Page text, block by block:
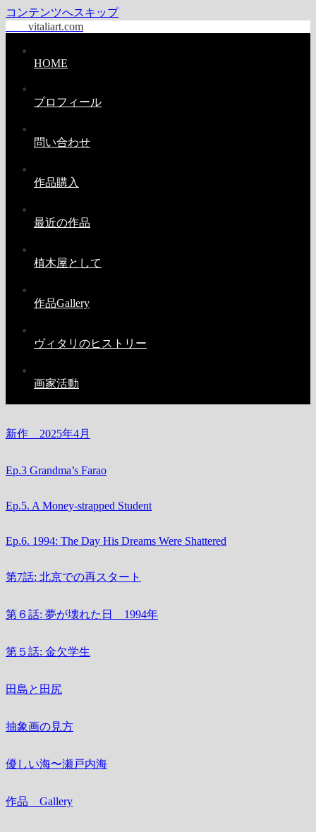
コンテンツへスキップ
vitaliart.com
HOME
プロフィール
問い合わせ
作品購入
最近の作品
植木屋として
作品Gallery
ヴィタリのヒストリー
画家活動
新作 2025年4月
Ep.3 Grandma’s Farao
Ep.5. A Money-strapped Student
Ep.6. 1994: The Day His Dreams Were Shattered
第7話: 北京での再スタート
第６話: 夢が壊れた日 1994年
第５話: 金欠学生
田島と田尻
抽象画の見方
優しい海〜瀬戸内海
作品 Gallery